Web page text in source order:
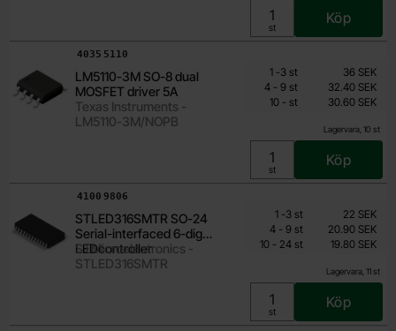
Enhet:
st
Köp
LM5110-3M SO-8 dual
MOSFET driver 5A
Texas Instruments -
LM5110-3M/NOPB
Art. nr
4035 5110
Lagervara, 10 st
Från
30.60 SEK
Inklusive 25% moms
Enhet:
st
Köp
Mängdrabatt
Antal Pris /st
1 -till
3 st
36 SEK
4 - till
9 st
32.40 SEK
10 - till
st 30.60 SEK
STLED316SMTR SO-24
Serial-interfaced 6-digit
LEDcontroller
STMicroelectronics -
STLED316SMTR
Art. nr
4100 9806
Lagervara, 11 st
Från
16.50 SEK
Inklusive 25% moms
Enhet:
st
Köp
Mängdrabatt
Pris /st
1 -till
3 st
22 SEK
4 - till
9 st
20.90 SEK
10 - till
24 st 19.80 SEK